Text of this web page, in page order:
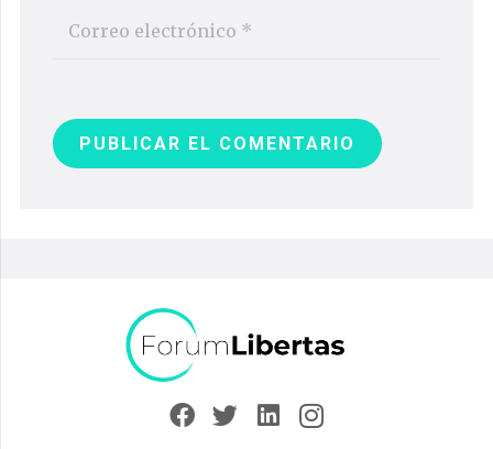
PUBLICAR EL COMENTARIO